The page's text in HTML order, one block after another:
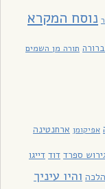
נוסח המקרא
תורה מן השמים
אפיקומן ארחנטינה
ספרד דוד דייגו
והיו עיניך